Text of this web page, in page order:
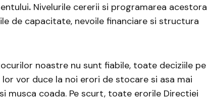
. Nivelurile cererii si programarea acestora
de capacitate, nevoile financiare si structura
noastre nu sunt fiabile, toate deciziile pe
vor duce la noi erori de stocare si asa mai
musca coada. Pe scurt, toate erorile Directiei